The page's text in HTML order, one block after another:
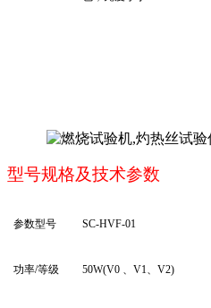
型号规格及技术参数
参数型号 SC-HVF-01
功率/等级 50W(V0 、V1、V2)